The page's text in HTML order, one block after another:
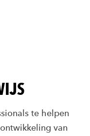
te helpen
van